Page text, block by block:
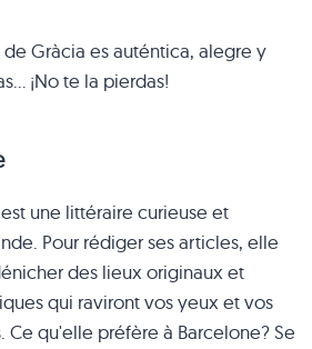
de Gràcia es auténtica, alegre y
¡No te la pierdas!
une littéraire curieuse et
Pour rédiger ses articles, elle
des lieux originaux et
qui raviront vos yeux et vos
Ce qu'elle préfère à Barcelone? Se